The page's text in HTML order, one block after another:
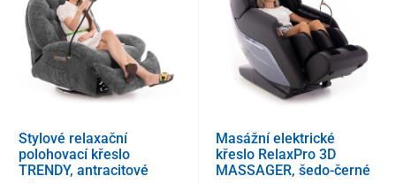
Stylové relaxační
polohovací křeslo
TRENDY, antracitové
Masážní elektrické
křeslo RelaxPro 3D
MASSAGER, šedo-černé